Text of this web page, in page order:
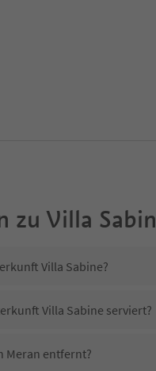
zu Villa
Villa Sabine?
Villa Sabine serviert?
Meran entfernt?